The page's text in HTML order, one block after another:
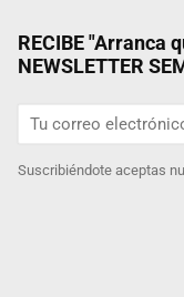
RECIBE "Arranca
NEWSLETTER
Suscribiéndote aceptas